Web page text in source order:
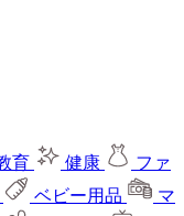
育 健康
ファ
ベビー用品
マ